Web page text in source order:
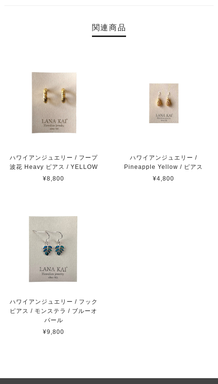
関連商品
ハワイアンジュエリー / フープ
波花 Heavy ピアス / YELLOW
¥8,800
ハワイアンジュエリー /
Pineapple Yellow / ピアス
¥4,800
ハワイアンジュエリー / フック
ピアス / モンステラ / ブルーオ
パール
¥9,800